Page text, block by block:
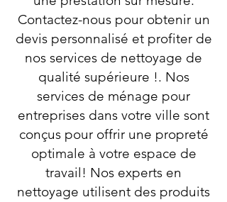
Contactez-nous pour obtenir un
devis personnalisé et profiter de
nos services de nettoyage de
qualité supérieure !. Nos
services de ménage pour
entreprises dans votre ville sont
conçus pour offrir une propreté
optimale à votre espace de
travail! Nos experts en
nettoyage utilisent des produits